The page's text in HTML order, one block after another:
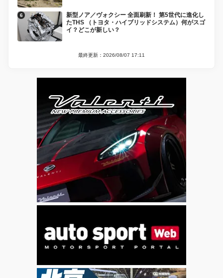
新型ノア／ヴォクシー 全面刷新！ 第5世代に進化し
たTHS （トヨタ・ハイブリッドシステム）何がスゴ
イ？どこが新しい？
最終更新：2026/08/07 17:11